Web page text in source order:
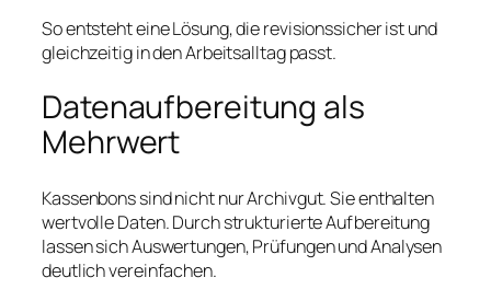
So entsteht eine Lösung, die revisionssicher ist und
gleichzeitig in den Arbeitsalltag passt.
Datenaufbereitung als
Mehrwert
Kassenbons sind nicht nur Archivgut. Sie enthalten
wertvolle Daten. Durch strukturierte Aufbereitung
lassen sich Auswertungen, Prüfungen und Analysen
deutlich vereinfachen.